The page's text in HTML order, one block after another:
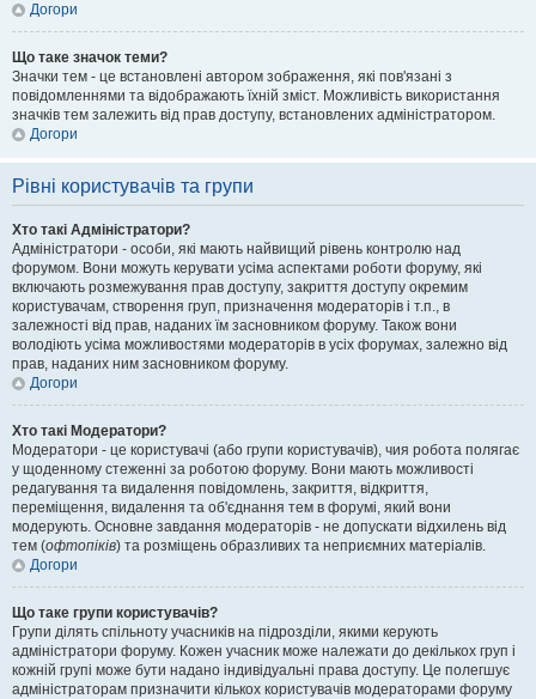
Догори
Що таке значок теми?
Значки тем - це встановлені автором зображення, які пов'язані з
повідомленнями та відображають їхній зміст. Можливість використання
значків тем залежить від прав доступу, встановлених адміністратором.
Догори
Рівні користувачів та групи
Хто такі Адміністратори?
Адміністратори - особи, які мають найвищий рівень контролю над
форумом. Вони можуть керувати усіма аспектами роботи форуму, які
включають розмежування прав доступу, закриття доступу окремим
користувачам, створення груп, призначення модераторів і т.п., в
залежності від прав, наданих їм засновником форуму. Також вони
володіють усіма можливостями модераторів в усіх форумах, залежно від
прав, наданих ним засновником форуму.
Догори
Хто такі Модератори?
Модератори - це користувачі (або групи користувачів), чия робота полягає
у щоденному стеженні за роботою форуму. Вони мають можливості
редагування та видалення повідомлень, закриття, відкриття,
переміщення, видалення та об'єднання тем в форумі, який вони
модерують. Основне завдання модераторів - не допускати відхилень від
тем (офтопіків) та розміщень образливих та неприємних матеріалів.
Догори
Що таке групи користувачів?
Групи ділять спільноту учасників на підрозділи, якими керують
адміністратори форуму. Кожен учасник може належати до декількох груп і
кожній групі може бути надано індивідуальні права доступу. Це полегшує
адміністраторам призначити кількох користувачів модераторами форуму